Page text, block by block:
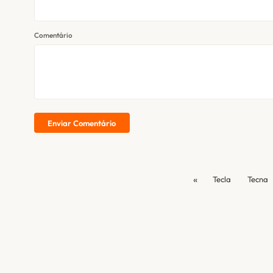
Comentário
Enviar Comentário
« Tecla Tecna